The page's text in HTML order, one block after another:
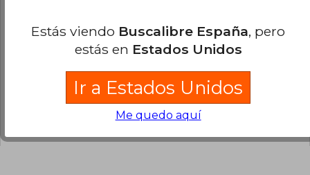
0% (0)
100% (1)
0% (0)
0% (0)
0% (0)
Estás viendo Buscalibre España, pero
estás en Estados Unidos
Ir a Estados Unidos
Me quedo aquí